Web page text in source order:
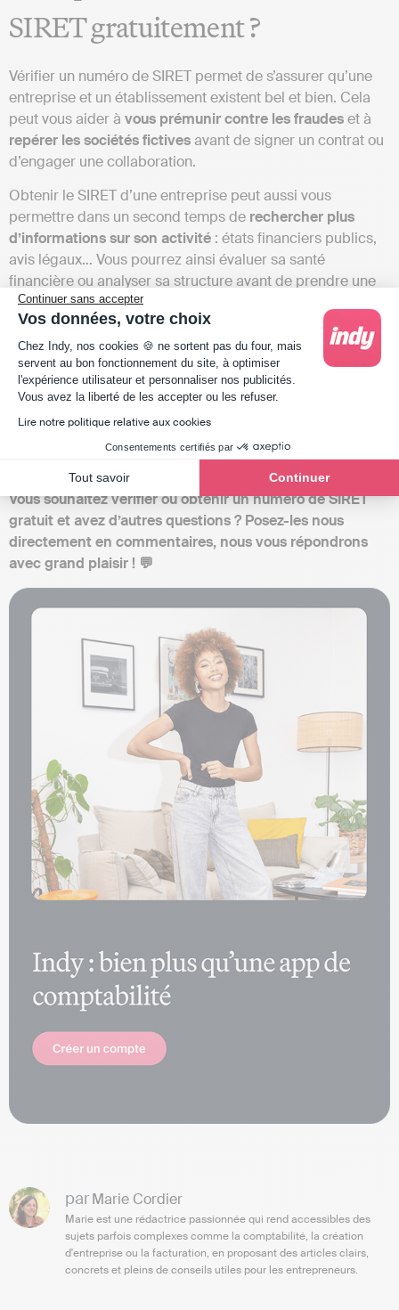
Continuer sans accepter
Vos données, votre choix
Plateforme de Gestion du Consentement :
Chez Indy, nos cookies 🍪 ne sortent pas du four, mais
servent au bon fonctionnement du site, à optimiser
l'expérience utilisateur et personnaliser nos publicités.
Vous avez la liberté de les accepter ou les refuser.
Lire notre politique relative aux cookies
Consentements certifiés par
Tout savoir Continuer
Axeptio consent
SIRET gratuitement ?
Vérifier un numéro de SIRET permet de s’assurer qu’une
entreprise et un établissement existent bel et bien. Cela
peut vous aider à vous prémunir contre les fraudeset à
repérer les sociétés fictivesavant de signer un contrat ou
d’engager une collaboration.
Obtenir le SIRET d’une entreprise peut aussi vous
permettre dans un second temps de rechercher plus
d’informations sur son activité : états financiers publics,
avis légaux… Vous pourrez ainsi évaluer sa santé
financière ou analyser sa structure avant de prendre une
décision engageante.
Pour conclure, vérifier un numéro de SIRET gratuitement
est une démarche simple et essentielle pour confirmer
l’existence légale d’une entreprise et éviter les risques de
fraude. Grâce aux sites officiels comme l’INSEE ou
l’Annuaire des entreprises, vous pouvez obtenir des
informations fiables en quelques secondes. Un réflexe
rapide, gratuit et indispensable avant toute collaboration.
Vous souhaitez vérifier ou obtenir un numéro de SIRET
gratuit et avez d’autres questions ? Posez-les nous
directement en commentaires, nous vous répondrons
avec grand plaisir ! 💬
parMarie Cordier
Marie est une rédactrice passionnée qui rend accessibles des
sujets parfois complexes comme la comptabilité, la création
d'entreprise ou la facturation, en proposant des articles clairs,
concrets et pleins de conseils utiles pour les entrepreneurs.